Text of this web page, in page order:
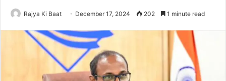
Rajya Ki Baat December 17, 2024 202 1 minute read